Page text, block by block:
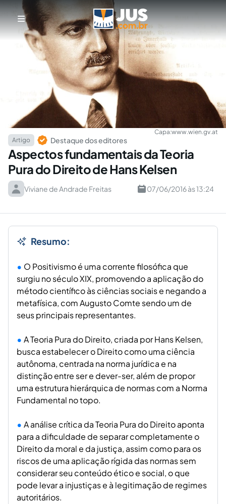
Capa:www.wien.gv.at
Artigo
Destaque dos editores
Aspectos fundamentais da Teoria
Pura do Direito de Hans Kelsen
Viviane de Andrade Freitas 07/06/2016 às 13:24
Resumo:
O Positivismo é uma corrente filosófica que
surgiu no século XIX, promovendo a aplicação do
método científico às ciências sociais e negando a
metafísica, com Augusto Comte sendo um de
seus principais representantes.
A Teoria Pura do Direito, criada por Hans Kelsen,
busca estabelecer o Direito como uma ciência
autônoma, centrada na norma jurídica e na
distinção entre ser e dever-ser, além de propor
uma estrutura hierárquica de normas com a Norma
Fundamental no topo.
A análise crítica da Teoria Pura do Direito aponta
para a dificuldade de separar completamente o
Direito da moral e da justiça, assim como para os
riscos de uma aplicação rígida das normas sem
considerar seu conteúdo ético e social, o que
pode levar a injustiças e à legitimação de regimes
autoritários.